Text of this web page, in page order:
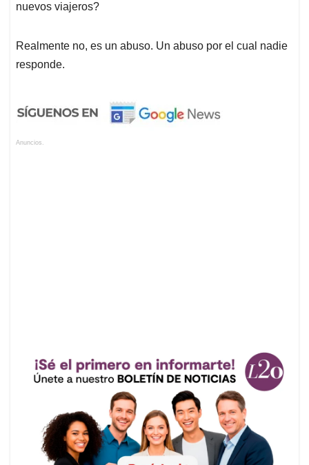
nuevos viajeros?
Realmente no, es un abuso. Un abuso por el cual nadie
responde.
Anuncios.